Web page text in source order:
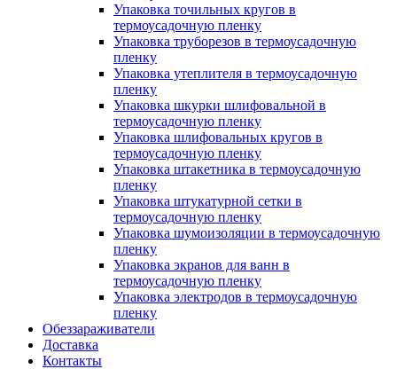
Упаковка точильных кругов в
термоусадочную пленку
Упаковка труборезов в термоусадочную
пленку
Упаковка утеплителя в термоусадочную
пленку
Упаковка шкурки шлифовальной в
термоусадочную пленку
Упаковка шлифовальных кругов в
термоусадочную пленку
Упаковка штакетника в термоусадочную
пленку
Упаковка штукатурной сетки в
термоусадочную пленку
Упаковка шумоизоляции в термоусадочную
пленку
Упаковка экранов для ванн в
термоусадочную пленку
Упаковка электродов в термоусадочную
пленку
Обеззараживатели
Доставка
Контакты